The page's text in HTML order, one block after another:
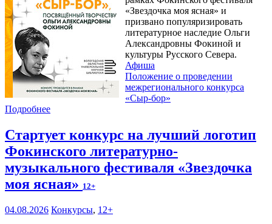
«Звездочка моя ясная» и
призвано популяризировать
литературное наследие Ольги
Александровны Фокиной и
культуры Русского Севера.
Афиша
Положение о проведении
межрегионального конкурса
«Сыр-бор»
Подробнее
Стартует конкурс на лучший логотип
Фокинского литературно-
музыкального фестиваля «Звездочка
моя ясная» 12+
04.08.2026 Конкурсы, 12+